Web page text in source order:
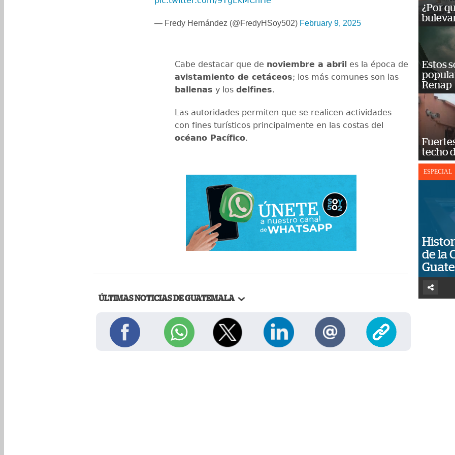
— Fredy Hernández (@FredyHSoy502) February 9, 2025
Cabe destacar que de noviembre a abril es la época de
avistamiento de cetáceos; los más comunes son las
ballenas y los delfines.
Las autoridades permiten que se realicen actividades
con fines turísticos principalmente en las costas del
océano Pacífico.
ÚLTIMAS NOTICIAS DE GUATEMALA
¿Por
Estos
Renap
techo
ESPECIAL
de la